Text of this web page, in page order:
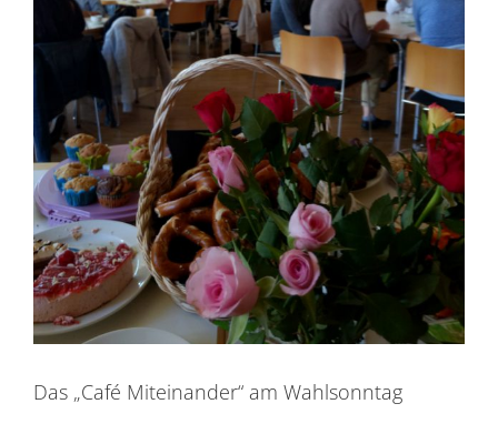
Das „Café Miteinander“ am Wahlsonntag